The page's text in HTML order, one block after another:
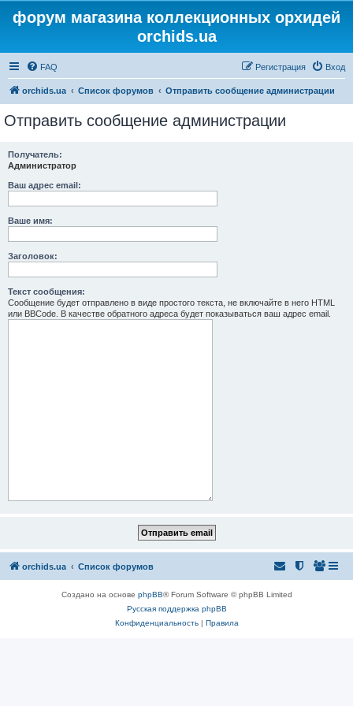
форум магазина коллекционных орхидей
orchids.ua
FAQ Вход
Регистрация
orchids.ua Список форумов Отправить сообщение администрации
Отправить сообщение администрации
Получатель:
Администратор
Ваш адрес email:
Ваше имя:
Заголовок:
Текст сообщения:
Сообщение будет отправлено в виде простого текста, не включайте в него HTML
или BBCode. В качестве обратного адреса будет показываться ваш адрес email.
orchids.ua Список форумов
Создано на основе phpBB® Forum Software © phpBB Limited
Русская поддержка phpBB
Конфиденциальность| Правила